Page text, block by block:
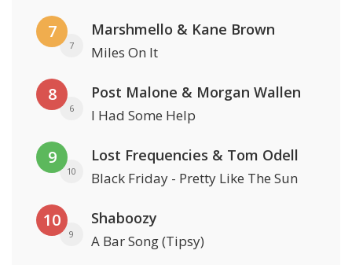
7
7
Marshmello & Kane Brown
Miles On It
8
6
Post Malone & Morgan Wallen
I Had Some Help
9
10
Lost Frequencies & Tom Odell
Black Friday - Pretty Like The Sun
10
9
Shaboozy
A Bar Song (Tipsy)